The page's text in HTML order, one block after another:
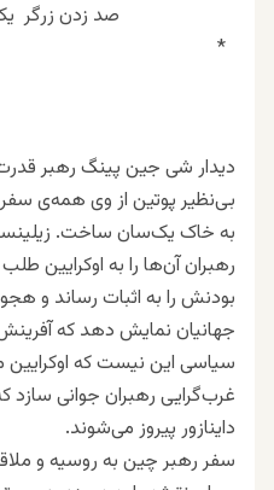
صد زدن زرگر
*
دیدار شی جین پینگ رهبر
بی‌نظیر پوتین از وی همه‌ی
به خاک یک‌سان ساخت.
رهبران آن‌ها را به اوکرایین
بودنش را به اثبات رساند و
جهانیان نمایش دهد که
سیاسی این نیست که اوکرایین
غرب‌گرایی رهبران جوانی سازد
داینازور پیروز می‌شوند.
سفر رهبر چین به روسیه و